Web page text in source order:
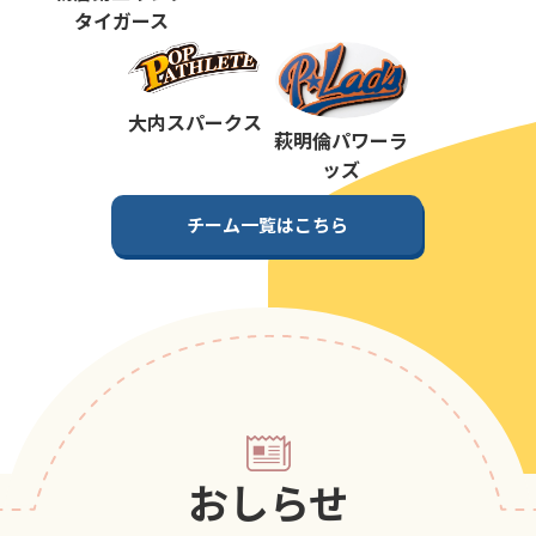
第7回
第6回 ポップアスリートカップ
第5回 ポップアスリートカップ
ポップアスリートカップ
ポップアスリートカップ
ポップアスリートカップ
タイガース
大内スパークス
萩明倫パワーラ
ッズ
チーム一覧はこちら
おしらせ